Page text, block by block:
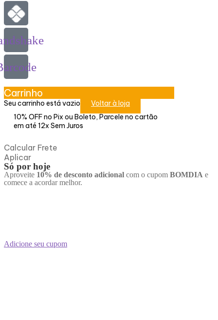
Carrinho
Seu carrinho está vazio
Voltar à loja
10% OFF no Pix ou Boleto, Parcele no cartão
em até 12x Sem Juros
Calcular Frete
Aplicar
Só por hoje
Aproveite 10% de desconto adicional com o cupom BOMDIA e
comece a acordar melhor.
Adicione seu cupom